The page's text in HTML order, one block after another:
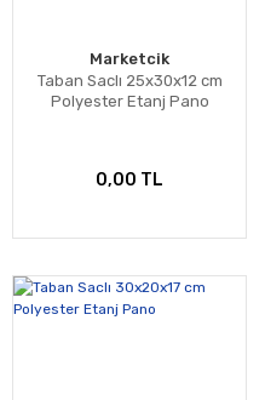
Marketcik
Taban Saclı 25x30x12 cm
Polyester Etanj Pano
0,00 TL